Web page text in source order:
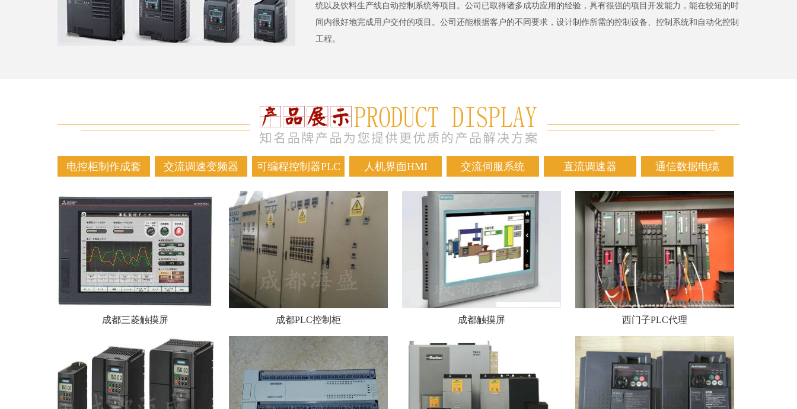
统以及饮料生产线自动控制系统等项目。公司已取得诸多成功应用的经验，具有很强的项目开发能力，能在较短的时
间内很好地完成用户交付的项目。公司还能根据客户的不同要求，设计制作所需的控制设备、控制系统和自动化控制
工程。
电控柜制作成套 交流调速变频器 可编程控制器PLC 人机界面HMI 交流伺服系统 直流调速器 通信数据电缆
成都三菱触摸屏 成都PLC控制柜 成都触摸屏 西门子PLC代理